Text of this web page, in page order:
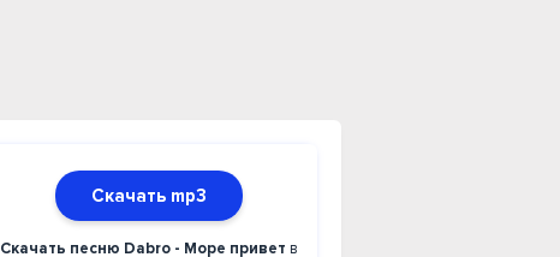
Скачать mp3
Скачать песню Dabro - Море привет в